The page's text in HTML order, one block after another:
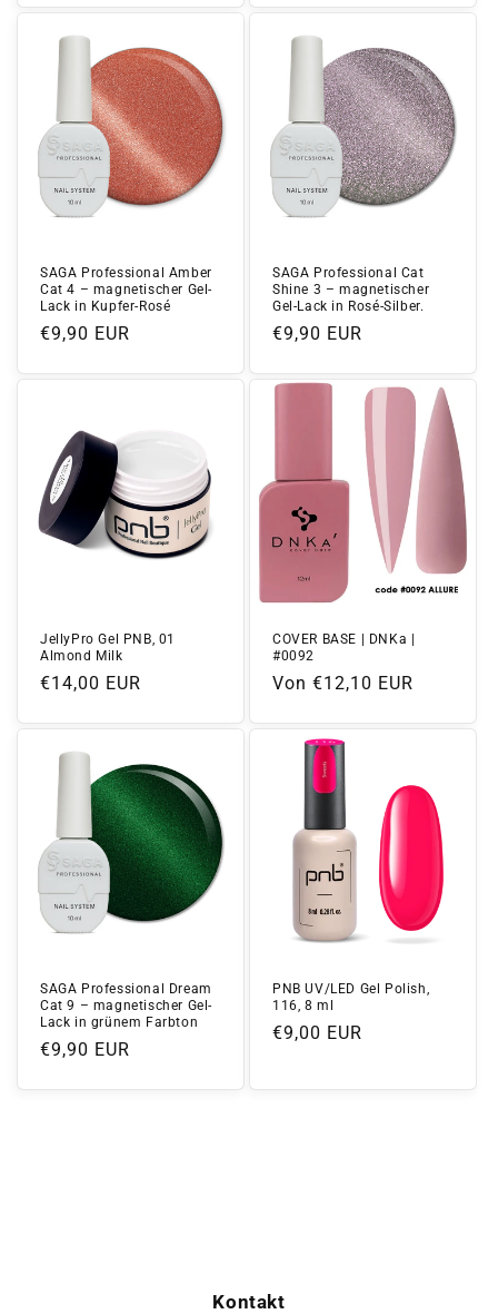
SAGA Professional Amber
Cat 4 – magnetischer Gel-
Lack in Kupfer-Rosé
Normaler
€9,90 EUR
SAGA Professional Cat
Shine 3 – magnetischer
Gel-Lack in Rosé-Silber.
Normaler
€9,90 EUR
JellyPro Gel PNB, 01
Almond Milk
Normaler
€14,00 EUR
COVER BASE | DNKa |
#0092
Normaler
Von €12,10 EUR
SAGA Professional Dream
Cat 9 – magnetischer Gel-
Lack in grünem Farbton
Normaler
€9,90 EUR
PNB UV/LED Gel Polish,
116, 8 ml
Normaler
€9,00 EUR
Kontakt